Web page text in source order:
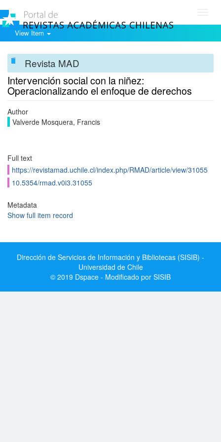
View Item
Revista MAD
Intervención social con la niñez:
Operacionalizando el enfoque de derechos
Author
Valverde Mosquera, Francis
Full text
https://revistamad.uchile.cl/index.php/RMAD/article/view/31055
10.5354/rmad.v0i3.31055
Metadata
Show full item record
Dirección de Servicios de Información y Bibliotecas (SISIB) -
Universidad de Chile
© 2019 Dspace - Modificado por SISIB